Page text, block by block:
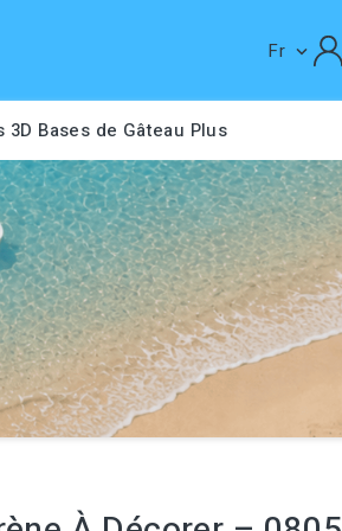
Fr 
3D Bases de Gâteau Plus